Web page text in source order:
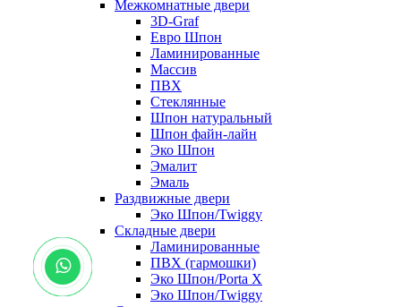
Межкомнатные двери
3D-Graf
Евро Шпон
Ламинированные
Массив
ПВХ
Стеклянные
Шпон натуральный
Шпон файн-лайн
Эко Шпон
Эмалит
Эмаль
Раздвижные двери
Эко Шпон/Twiggy
Складные двери
Ламинированные
ПВХ (гармошки)
Эко Шпон/Porta X
Эко Шпон/Twiggy